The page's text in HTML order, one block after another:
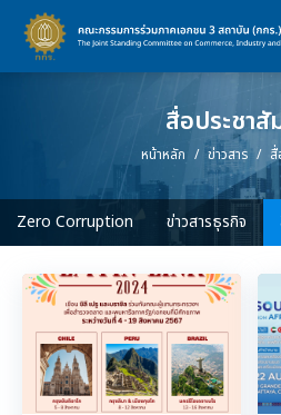
สื่อประชา
หน้าหลัก ข่าวสาร
Zero Corruption ข่าวสารธุรกิจ